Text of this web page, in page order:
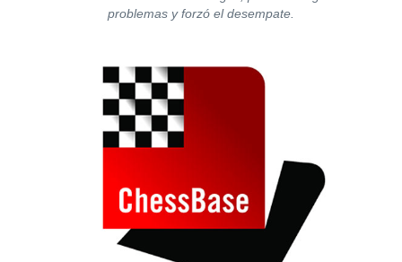
problemas y forzó el desempate.